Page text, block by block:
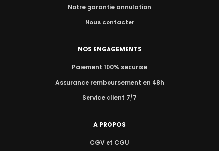
Notre garantie annulation
Nous contacter
NOS ENGAGEMENTS
Paiement 100% sécurisé
Assurance remboursement en 48h
Service client 7/7
A PROPOS
CGV et CGU